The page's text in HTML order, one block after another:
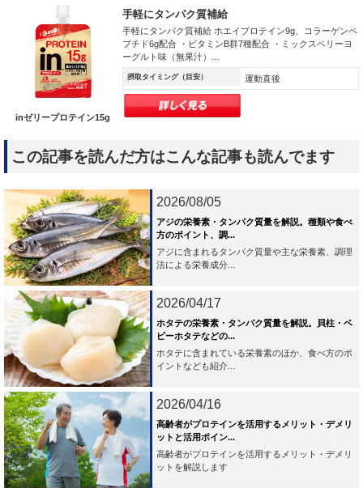
inゼリープロテイン15g
手軽にタンパク質補給
手軽にタンパク質補給 ホエイプロテイン9g、コラーゲンペ
プチド6g配合 ・ビタミンB群7種配合 ・ミックスベリーヨ
ーグルト味（無果汁）...
摂取タイミング（目安） 運動直後
この記事を読んだ方はこんな記事も読んでます
2026/08/05
アジの栄養素・タンパク質量を解説。種類や食べ
方のポイント、調...
アジに含まれるタンパク質量や主な栄養素、調理
法による栄養成分...
2026/04/17
ホタテの栄養素・タンパク質量を解説。貝柱・ベ
ビーホタテなどの...
ホタテに含まれている栄養素のほか、食べ方のポ
イントなども紹介...
2026/04/16
高齢者がプロテインを活用するメリット・デメリ
ットと活用ポイン...
高齢者がプロテインを活用するメリット・デメリ
ットを解説します